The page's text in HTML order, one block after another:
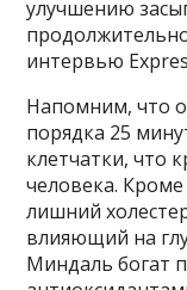
улучшению
интервью
Напомним, что
порядка 25
клетчатки, что
человека.
лишний
влияющий на
Миндаль богат